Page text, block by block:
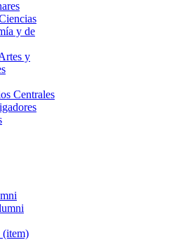
y de
y
Centrales
(item)